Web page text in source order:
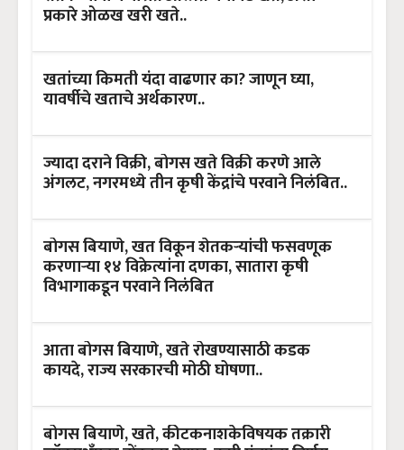
प्रकारे ओळख खरी खते..
खतांच्या किमती यंदा वाढणार का? जाणून घ्या,
यावर्षीचे खताचे अर्थकारण..
ज्यादा दराने विक्री, बोगस खते विक्री करणे आले
अंगलट, नगरमध्ये तीन कृषी केंद्रांचे परवाने निलंबित..
बोगस बियाणे, खत विकून शेतकऱ्यांची फसवणूक
करणाऱ्या १४ विक्रेत्यांना दणका, सातारा कृषी
विभागाकडून परवाने निलंबित
आता बोगस बियाणे, खते रोखण्यासाठी कडक
कायदे, राज्य सरकारची मोठी घोषणा..
बोगस बियाणे, खते, कीटकनाशकेविषयक तक्रारी